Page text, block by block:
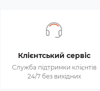
Клієнтський сервіс
Служба підтримки клієнтів
24/7 без вихідних